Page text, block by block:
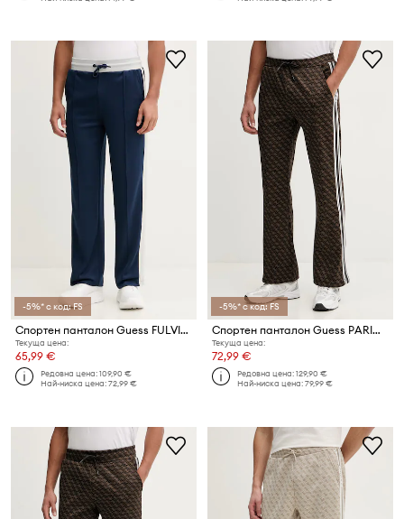
-5%* с код: FS
Спортен панталон Guess FULVIO
Текуща цена:
65,99 €
Редовна цена:109,90 €
Най-ниска цена:72,99 €
-5%* с код: FS
Спортен панталон Guess PARIMO
Текуща цена:
72,99 €
Редовна цена:129,90 €
Най-ниска цена:79,99 €